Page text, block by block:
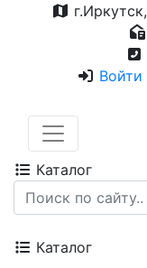
Войти
Каталог
Каталог